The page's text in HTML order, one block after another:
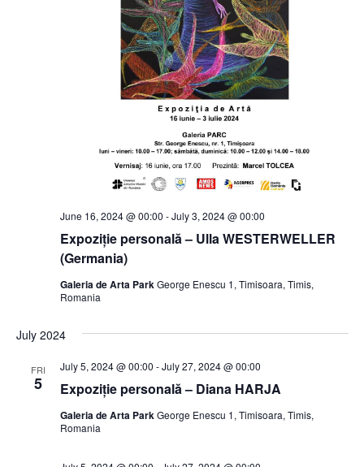
Expoziție personală – Ulla WESTERWELLER
(Germania)
June 16, 2024 @ 00:00 -July 3, 2024 @ 00:00
Galeria de Arta ParkGeorge Enescu 1, Timisoara, Timis,
Romania
July 2024
FRI
5 Expoziție personală – Diana HARJA
July 5, 2024 @ 00:00 -July 27, 2024 @ 00:00
Galeria de Arta ParkGeorge Enescu 1, Timisoara, Timis,
Romania